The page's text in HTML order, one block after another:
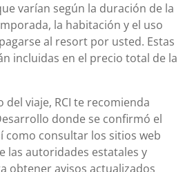
varían según la duración de la
la habitación y el uso
al resort por usted. Estas
incluidas en el precio total de la
del viaje, RCI te recomienda
donde se confirmó el
como consultar los sitios web
las autoridades estatales y
obtener avisos actualizados